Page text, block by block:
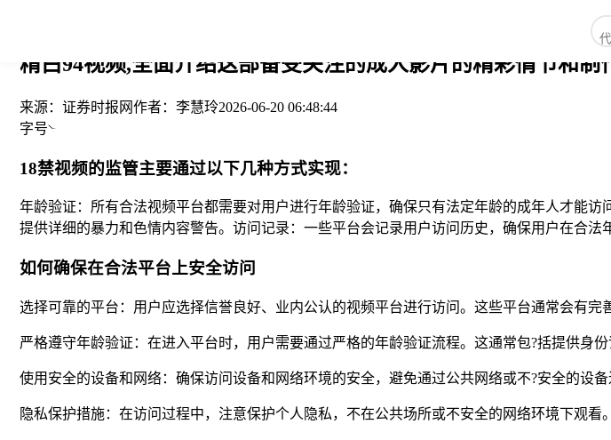
精白94视频,全面介绍这部备受关注的成人影片的精彩情节和制
来源： 证券时报网作者： 李慧玲2026-06-20 06:48:44
字号
18禁视频的监管主要通过以下几种方式实现：
年龄验证：所有合法视频平台都需要对用户进行年龄验证，确保只有法定年龄的成年人才能
提供详细的暴力和色情内容警告。访问记录：一些平台会记录用户访问历史，确保用户在合法
如何确保在合法平台上安全访问
选择可靠的平台：用户应选择信誉良好、业内公认的视频平台进行访问。这些平台通常会有完
严格遵守年龄验证：在进入平台时，用户需要通过严格的年龄验证流程。这通常包?括提供身
使用安全的设备和网络：确保访问设备和网络环境的安全，避免通过公共网络或不?安全的设
隐私保护措施：在访问过程中，注意保护个人隐私，不在公共场所或不安全的网络环境下观